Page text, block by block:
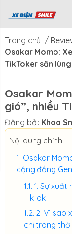
Xe Điện
Smile
CTKM
Trang chủ /
Osakar Momo:
TikToker săn lùng
Osakar
gió”, nhiều
Đăng bởi: Khoa
Nội dung chính
Osakar
cộng đồng
1. Sự
TikTok
2. Vì sao
chỉ trong